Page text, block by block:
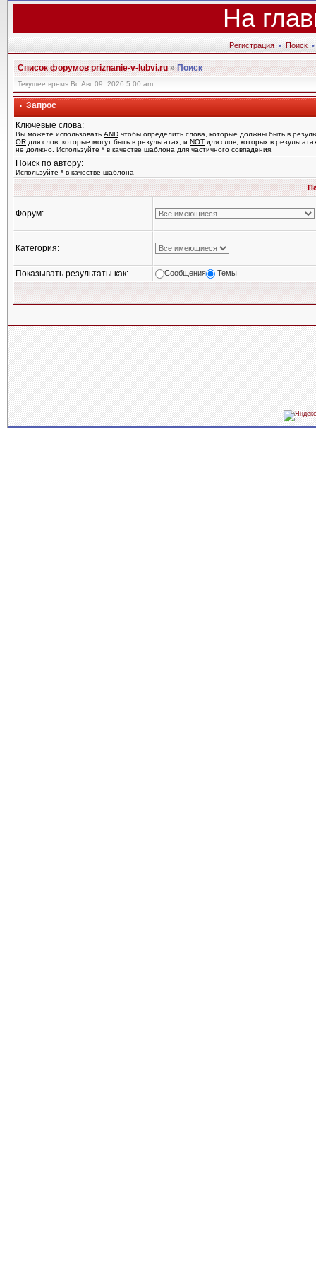
На
Регистрация • Поиск •
Список форумов priznanie-v-lubvi.ru»Поиск
Текущее время Вс Авг 09, 2026 5:00 am
Запрос
Ключевые слова:
Вы можете использовать AND чтобы определить слова, которые должны быть в
OR для слов, которые могут быть в результатах, и NOT для слов, которых в
не должно. Используйте * в качестве шаблона для частичного совпадения.
Поиск по автору:
Используйте * в качестве шаблона
Форум:
Категория:
Показывать результаты как: Сообщения Темы